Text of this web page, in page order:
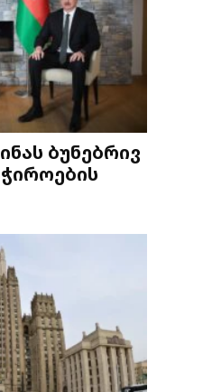
ბუნებრივ